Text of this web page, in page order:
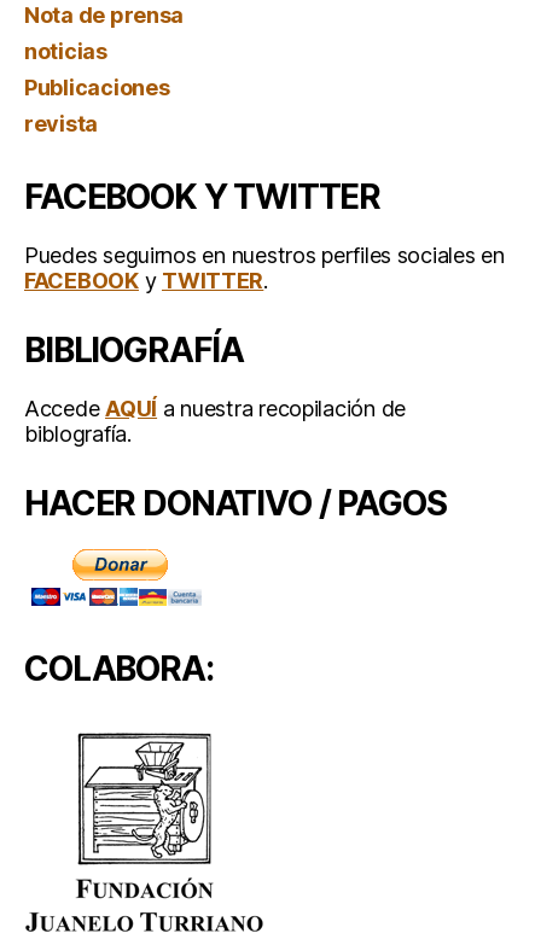
Nota de prensa
noticias
Publicaciones
revista
FACEBOOK Y TWITTER
Puedes seguirnos en nuestros perfiles sociales en
FACEBOOKy TWITTER.
BIBLIOGRAFÍA
AccedeAQUÍ a nuestra recopilación de
biblografía.
HACER DONATIVO / PAGOS
COLABORA: